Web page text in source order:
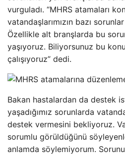
vurguladı. “MHRS atamaları
vatandaşlarımızın bazı
Özellikle alt branşlarda bu
yaşıyoruz. Biliyorsunuz bu
çalışıyoruz” dedi.
Bakan hastalardan da destek
yaşadığımız sorunlarda
destek vermesini bekliyoruz.
sorumlu görüldüğünü
anlamda söylemiyorum.